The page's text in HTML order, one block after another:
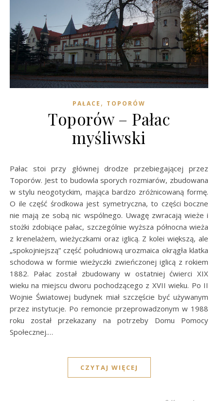
PAŁACE , TOPORÓW
Toporów – Pałac
myśliwski
Pałac stoi przy głównej drodze przebiegającej przez
Toporów. Jest to budowla sporych rozmiarów, zbudowana
w stylu neogotyckim, mająca bardzo zróżnicowaną formę.
O ile część środkowa jest symetryczna, to części boczne
nie mają ze sobą nic wspólnego. Uwagę zwracają wieże i
stożki zdobiące pałac, szczególnie wyższa północna wieża
z krenelażem, wieżyczkami oraz iglicą. Z kolei większą, ale
„spokojniejszą” część południową urozmaica okrągła klatka
schodowa w formie wieżyczki zwieńczonej iglicą z rokiem
1882. Pałac został zbudowany w ostatniej ćwierci XIX
wieku na miejscu dworu pochodzącego z XVII wieku. Po II
Wojnie Światowej budynek miał szczęście być używanym
przez instytucje. Po remoncie przeprowadzonym w 1988
roku został przekazany na potrzeby Domu Pomocy
Społecznej.…
CZYTAJ WIĘCEJ